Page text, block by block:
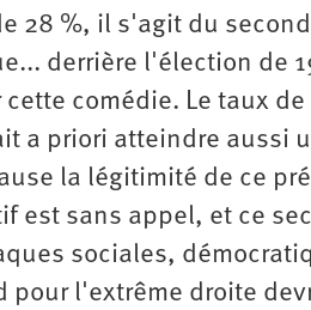
28 %, il s'agit du
derrière l'élection de
comédie. Le taux
a priori atteindre aussi
la légitimité de ce
est sans appel, et ce
sociales,
pour l'extrême droite